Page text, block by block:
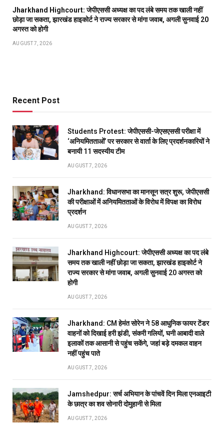
Jharkhand Highcourt: जेपीएससी अध्यक्ष का पद लंबे समय तक खाली नहीं
छोड़ा जा सकता, झारखंड हाइकोर्ट ने राज्य सरकार से मांगा जवाब, अगली सुनवाई 20
अगस्त को होगी
AUGUST 7, 2026
Recent Post
Students Protest: जेपीएससी-जेएसएससी परीक्षा में
‘अनियमितताओं’ पर सरकार से वार्ता के लिए प्रदर्शनकारियों ने
बनायी 11 सदस्यीय टीम
AUGUST 7, 2026
Jharkhand: विधानसभा का मानसून सत्र शुरू, जेपीएससी
की परीक्षाओं में अनियमितताओं के विरोध में विपक्ष का विरोध
प्रदर्शन
AUGUST 7, 2026
Jharkhand Highcourt: जेपीएससी अध्यक्ष का पद लंबे
समय तक खाली नहीं छोड़ा जा सकता, झारखंड हाइकोर्ट ने
राज्य सरकार से मांगा जवाब, अगली सुनवाई 20 अगस्त को
होगी
AUGUST 7, 2026
Jharkhand: CM हेमंत सोरेन ने 58 आधुनिक फायर टेंडर
वाहनों को दिखाई हरी झंडी, संकरी गलियों, घनी आबादी वाले
इलाकों तक आसानी से पहुंच सकेंगे, जहां बड़े दमकल वाहन
नहीं पहुंच पाते
AUGUST 7, 2026
Jamshedpur: सर्च अभियान के पांचवें दिन मिला एनआइटी
के छात्र का शव सोनारी दोमुहानी से मिला
AUGUST 7, 2026